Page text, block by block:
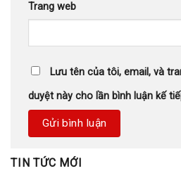
Trang web
Lưu tên của tôi, email, và
duyệt này cho lần bình luận kế
TIN TỨC MỚI